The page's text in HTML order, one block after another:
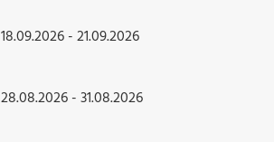
18.09.2026 - 21.09.2026
28.08.2026 - 31.08.2026